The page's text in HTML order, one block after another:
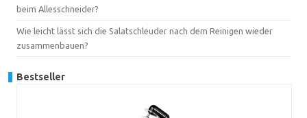
beim Allesschneider?
Wie leicht lässt sich die Salatschleuder nach dem Reinigen wieder
zusammenbauen?
Bestseller